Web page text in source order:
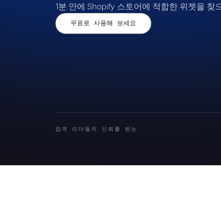
1분 안에 Shopify 스토어에 적합한 위젯을 찾
무료로 사용해 보세요
업계 리더들의 신뢰를 받는